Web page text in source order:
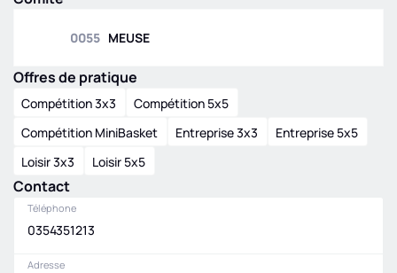
0055 MEUSE
Offres de pratique
Compétition 3x3
Compétition 5x5
Compétition MiniBasket
Entreprise 3x3
Entreprise 5x5
Loisir 3x3
Loisir 5x5
Contact
Téléphone
0354351213
Adresse